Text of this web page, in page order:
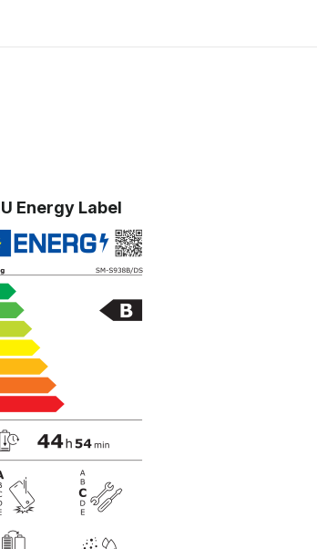
Energy Label